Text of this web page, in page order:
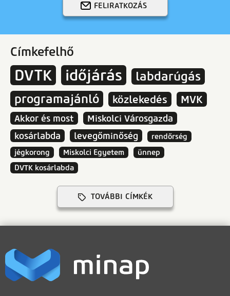
FELIRATKOZÁS
Címkefelhő
DVTK időjárás
labdarúgás
programajánló
közlekedés MVK
Akkor és most
Miskolci Városgazda
kosárlabda
levegőminőség
rendőrség
jégkorong
Miskolci Egyetem
ünnep
DVTK kosárlabda
TOVÁBBI CÍMKÉK